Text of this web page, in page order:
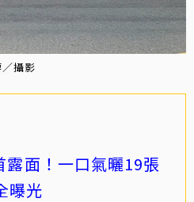
攝影
露面！一口氣曬19張
曝光